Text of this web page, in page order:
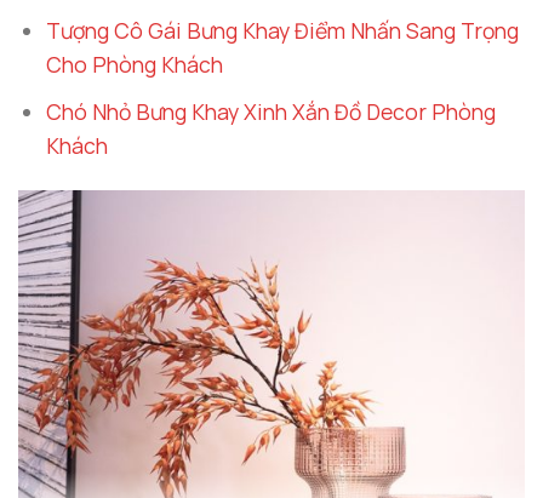
Tượng Cô Gái Bưng Khay Điểm Nhấn Sang Trọng
Cho Phòng Khách
Chó Nhỏ Bưng Khay Xinh Xắn Đồ Decor Phòng
Khách